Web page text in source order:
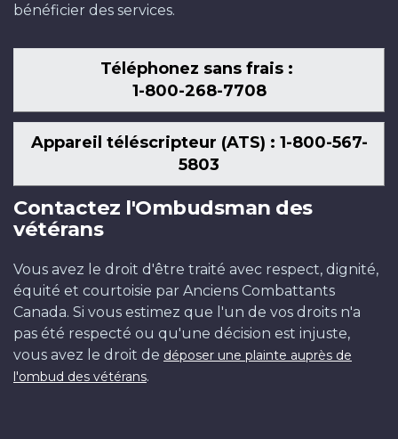
bénéficier des services.
Téléphonez sans frais :
1-800-268-7708
Appareil téléscripteur (ATS) : 1-800-567-
5803
Contactez l'Ombudsman des
vétérans
Vous avez le droit d'être traité avec respect, dignité,
équité et courtoisie par Anciens Combattants
Canada. Si vous estimez que l'un de vos droits n'a
pas été respecté ou qu'une décision est injuste,
vous avez le droit de déposer une plainte auprès de
l'ombud des vétérans.